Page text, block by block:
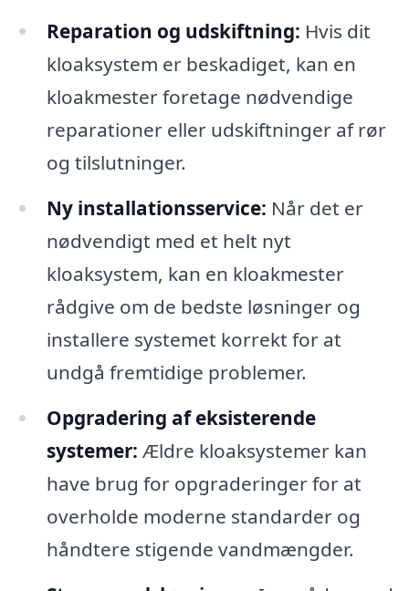
Reparation og udskiftning: Hvis dit
kloaksystem er beskadiget, kan en
kloakmester foretage nødvendige
reparationer eller udskiftninger af rør
og tilslutninger.
Ny installationsservice: Når det er
nødvendigt med et helt nyt
kloaksystem, kan en kloakmester
rådgive om de bedste løsninger og
installere systemet korrekt for at
undgå fremtidige problemer.
Opgradering af eksisterende
systemer: Ældre kloaksystemer kan
have brug for opgraderinger for at
overholde moderne standarder og
håndtere stigende vandmængder.